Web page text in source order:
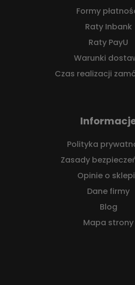
Formy
Raty Inbank
Raty PayU
Warunki
Czas realizacji
Polityka
Zasady
Opinie o
Dane firmy
Blog
Mapa strony